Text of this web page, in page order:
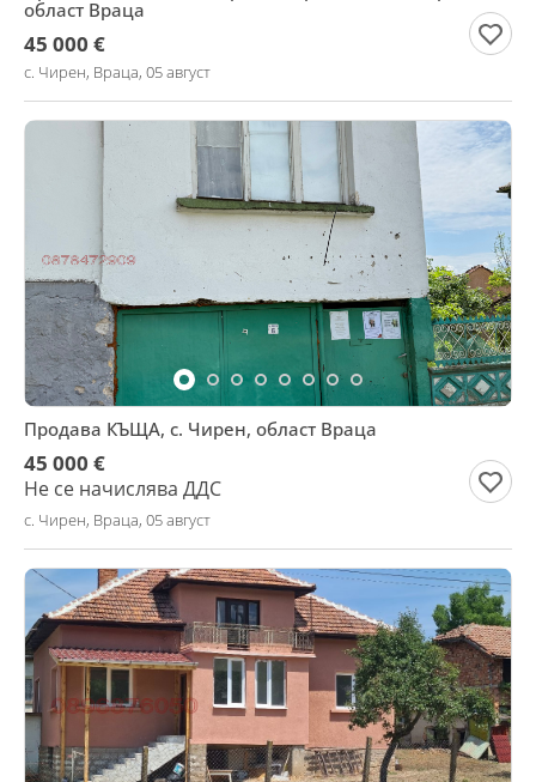
област Враца
45 000 €
с. Чирен, Враца, 05 август
Продава КЪЩА, с. Чирен, област Враца
45 000 €
Не се начислява ДДС
с. Чирен, Враца, 05 август